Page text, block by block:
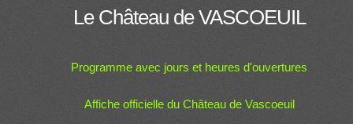
Le Château de VASCOEUIL
Programme avec jours et heures d'ouvertures
Affiche officielle du Château de Vascoeuil